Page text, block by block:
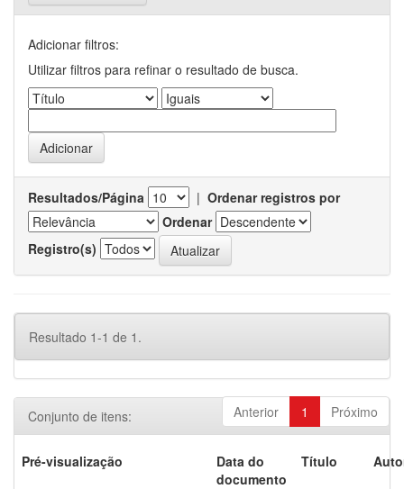
Adicionar filtros:
Utilizar filtros para refinar o resultado de busca.
Resultados/Página | Ordenar registros por
Ordenar
Registro(s)
Resultado 1-1 de 1.
Anterior 1 Próximo
Conjunto de itens:
Pré-visualização
Data do
documento
Título